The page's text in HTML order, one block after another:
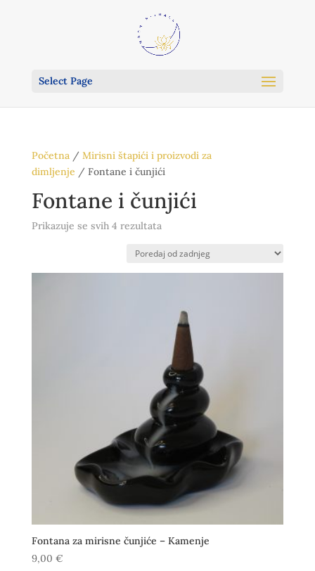
Select Page
Početna/ Mirisni štapići i proizvodi za
dimljenje / Fontane i čunjići
Fontane i čunjići
Prikazuje se svih 4 rezultataPoredano
najnovijem
Fontana za mirisne čunjiće – Kamenje
9,00 €